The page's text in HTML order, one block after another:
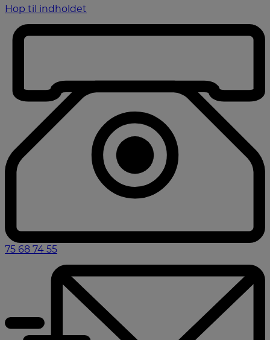
Hop til indholdet
75 68 74 55